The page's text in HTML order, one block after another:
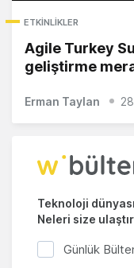
ETKINLIKLER
Agile Turkey
geliştirme
Erman Taylan
Teknoloji
Neleri size
Günlük